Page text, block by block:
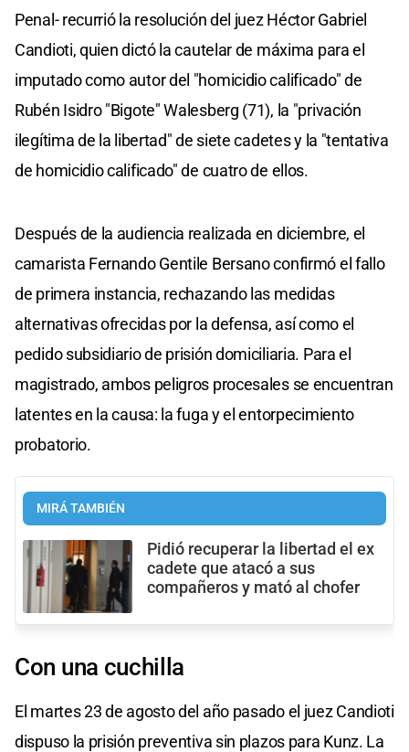
Penal- recurrió la resolución del juez Héctor Gabriel
Candioti, quien dictó la cautelar de máxima para el
imputado como autor del "homicidio calificado" de
Rubén Isidro "Bigote" Walesberg (71), la "privación
ilegítima de la libertad" de siete cadetes y la "tentativa
de homicidio calificado" de cuatro de ellos.
Después de la audiencia realizada en diciembre, el
camarista Fernando Gentile Bersano confirmó el fallo
de primera instancia, rechazando las medidas
alternativas ofrecidas por la defensa, así como el
pedido subsidiario de prisión domiciliaria. Para el
magistrado, ambos peligros procesales se encuentran
latentes en la causa: la fuga y el entorpecimiento
probatorio.
MIRÁ TAMBIÉN
Pidió recuperar la libertad el ex
cadete que atacó a sus
compañeros y mató al chofer
Con una cuchilla
El martes 23 de agosto del año pasado el juez Candioti
dispuso la prisión preventiva sin plazos para Kunz. La